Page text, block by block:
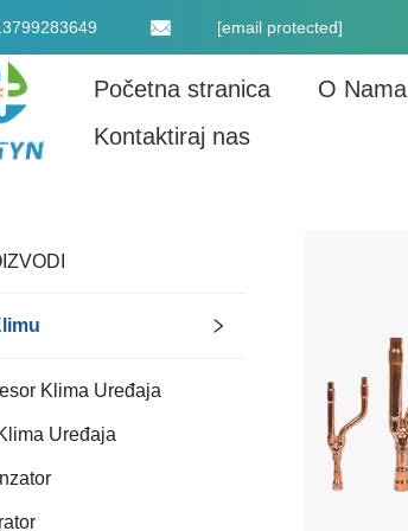
[email protected]
Početna stranica O Nama
Kontaktiraj nas
Klima Uređaja
Uređaja